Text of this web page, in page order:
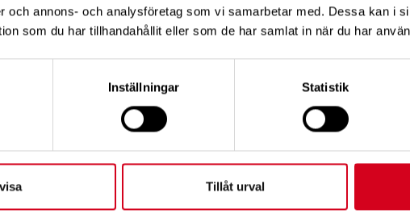
och annons- och analysföretag som vi samarbetar med. Dessa kan i
som du har tillhandahållit eller som de har samlat in när du har
Inställningar Statistik
Tillåt urval
-Neuro
i Lomma
-
Lund,
augusti